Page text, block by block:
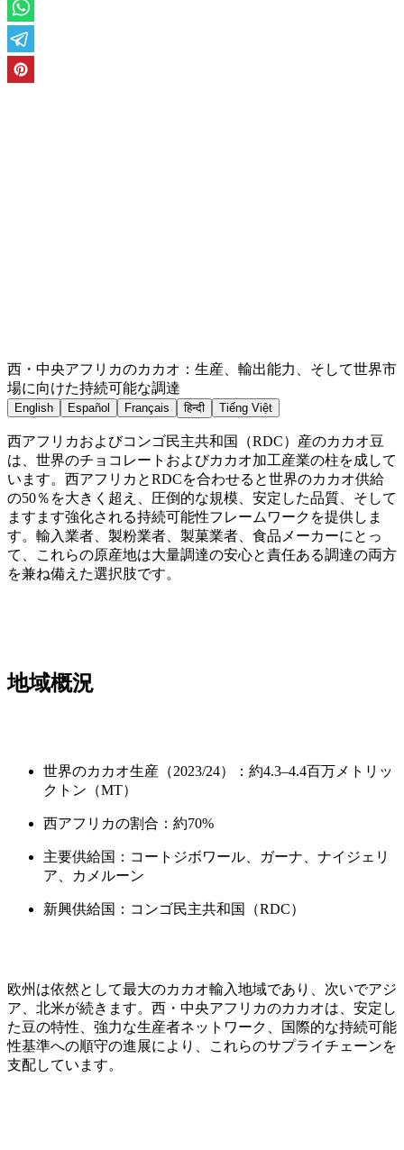
西・中央アフリカのカカオ：生産、輸出能力、そして世界市
場に向けた持続可能な調達
English Español Français हिन्दी Tiếng Việt
西アフリカおよびコンゴ民主共和国（RDC）産のカカオ豆
は、世界のチョコレートおよびカカオ加工産業の柱を成して
います。西アフリカとRDCを合わせると世界のカカオ供給
の50％を大きく超え、圧倒的な規模、安定した品質、そして
ますます強化される持続可能性フレームワークを提供しま
す。輸入業者、製粉業者、製菓業者、食品メーカーにとっ
て、これらの原産地は大量調達の安心と責任ある調達の両方
を兼ね備えた選択肢です。
地域概況
世界のカカオ生産（2023/24）：約4.3–4.4百万メトリッ
クトン（MT）
西アフリカの割合：約70%
主要供給国：コートジボワール、ガーナ、ナイジェリ
ア、カメルーン
新興供給国：コンゴ民主共和国（RDC）
欧州は依然として最大のカカオ輸入地域であり、次いでアジ
ア、北米が続きます。西・中央アフリカのカカオは、安定し
た豆の特性、強力な生産者ネットワーク、国際的な持続可能
性基準への順守の進展により、これらのサプライチェーンを
支配しています。